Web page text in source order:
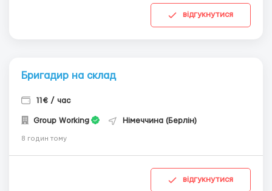
відгукнутися
Бригадир на склад
11€ / час
Group Working Німеччина (Берлін)
8 годин тому
відгукнутися